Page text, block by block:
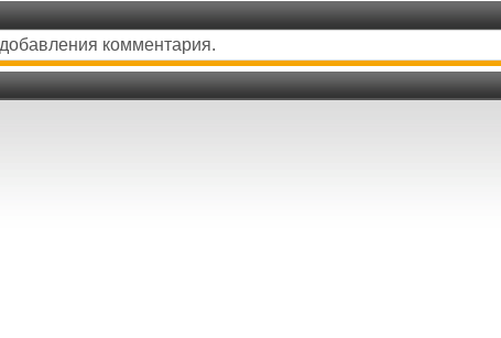
комментария.